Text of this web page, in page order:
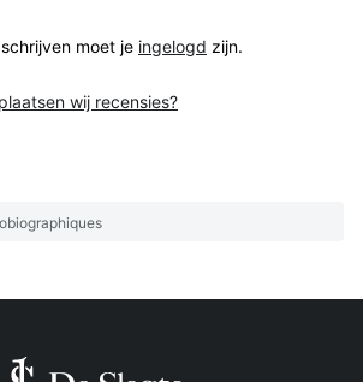
moet je ingelogd zijn.
wij recensies?